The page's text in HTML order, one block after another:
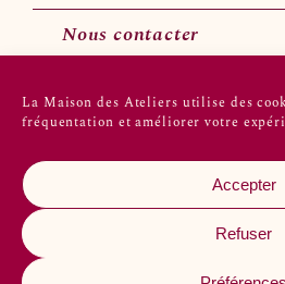
La Maison des Ateliers utilise des
fréquentation et améliorer votre
Accepter
Refuser
Nous contacter